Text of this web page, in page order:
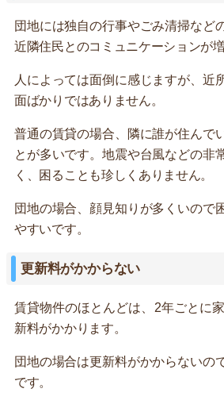
団地には独自の行事やごみ清掃など
近隣住民とのコミュニケーションが増
人によっては面倒に感じますが、近
面ばかりではありません。
普通の賃貸の場合、隣に誰が住んで
とが多いです。地震や台風などの非
く、困ることも珍しくありません。
団地の場合、顔見知りが多くいので
やすいです。
更新料がかからない
賃貸物件のほとんどは、2年ごとに
新料がかかります。
団地の場合は更新料がかからないの
です。